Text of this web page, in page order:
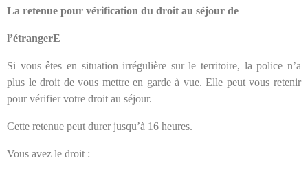
La retenue pour vérification du droit au séjour de
l’étrangerE
Si vous êtes en situation irrégulière sur le territoire, la police n’a
plus le droit de vous mettre en garde à vue. Elle peut vous retenir
pour vérifier votre droit au séjour.
Cette retenue peut durer jusqu’à 16 heures.
Vous avez le droit :